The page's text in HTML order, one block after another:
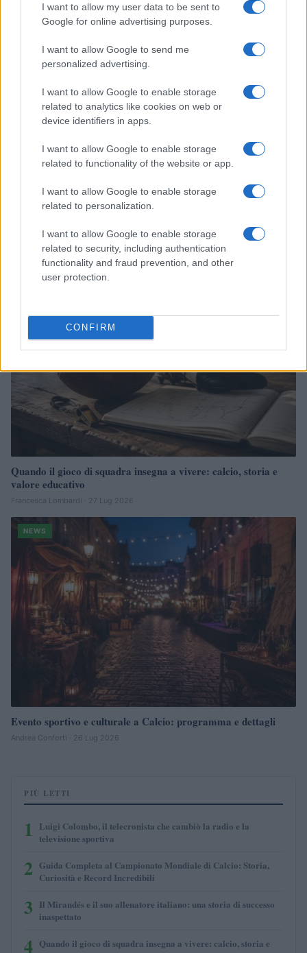
I want to allow my user data to be sent to
Google for online advertising purposes.
I want to allow Google to send me
personalized advertising.
I want to allow Google to enable storage
related to analytics like cookies on web or
device identifiers in apps.
I want to allow Google to enable storage
related to functionality of the website or app.
I want to allow Google to enable storage
related to personalization.
I want to allow Google to enable storage
related to security, including authentication
functionality and fraud prevention, and other
user protection.
CONFIRM
Personali
Francesca Lombardi · 29 Lug 2026
NEWS
Quando il gioco di squadra insegna a vivere: calcio, storia e
valore educativo
Francesca Lombardi · 27 Lug 2026
NEWS
Evento sportivo e culturale a Calcio: programma e dettagli
Andrea Conforti · 26 Lug 2026
PIÙ LETTI
1
Luigi Colombo, il telecronista che cambiò la radio e la
televisione sportiva
2 Guida Completa al Campionato Mondiale di Calcio: Storia,
Curiosità e Record Incredibili
3 Il Mirandés e il suo allenatore italiano: una storia di successo
inaspettato
4 Quando il gioco di squadra insegna a vivere: calcio, storia e